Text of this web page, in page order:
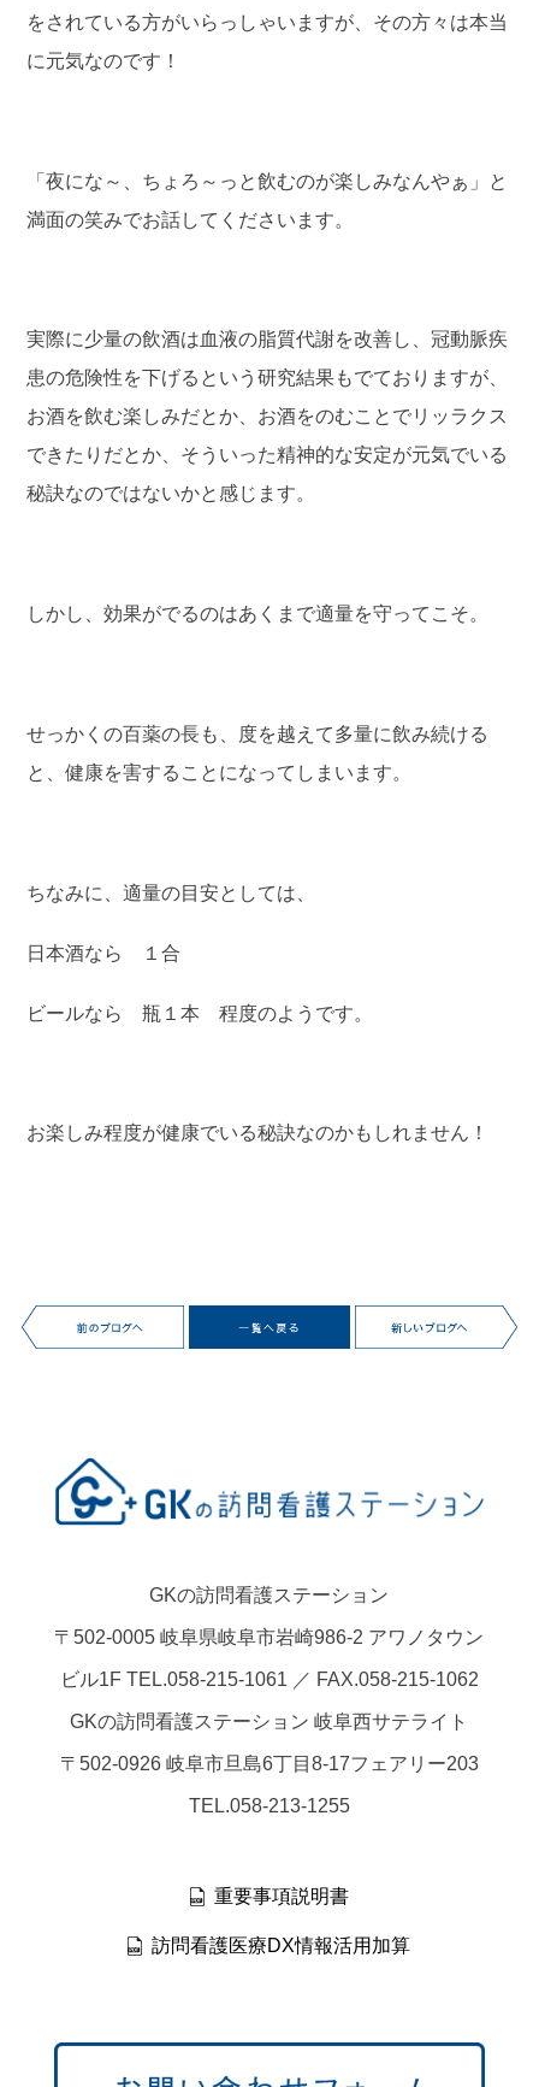
をされている方がいらっしゃいますが、その方々は本当
に元気なのです！
「夜にな～、ちょろ～っと飲むのが楽しみなんやぁ」と
満面の笑みでお話してくださいます。
実際に少量の飲酒は血液の脂質代謝を改善し、冠動脈疾
患の危険性を下げるという研究結果もでておりますが、
お酒を飲む楽しみだとか、お酒をのむことでリッラクス
できたりだとか、そういった精神的な安定が元気でいる
秘訣なのではないかと感じます。
しかし、効果がでるのはあくまで適量を守ってこそ。
せっかくの百薬の長も、度を越えて多量に飲み続ける
と、健康を害することになってしまいます。
ちなみに、適量の目安としては、
日本酒なら １合
ビールなら 瓶１本 程度のようです。
お楽しみ程度が健康でいる秘訣なのかもしれません！
GKの訪問看護ステーション
〒502-0005 岐阜県岐阜市岩崎986-2 アワノタウン
ビル1F TEL.058-215-1061 ／ FAX.058-215-1062
GKの訪問看護ステーション 岐阜西サテライト
〒502-0926 岐阜市旦島6丁目8-17フェアリー203
TEL.058-213-1255
重要事項説明書
訪問看護医療DX情報活用加算